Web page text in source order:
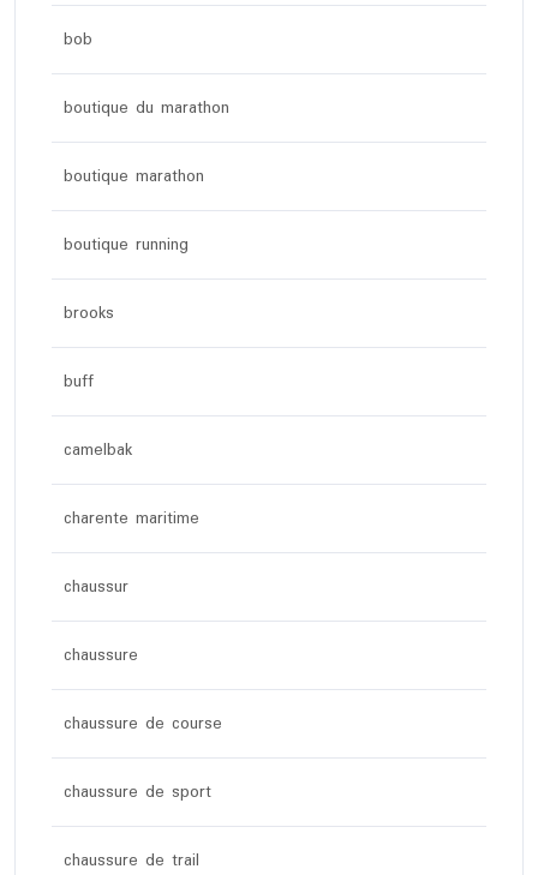
bob
boutique du marathon
boutique marathon
boutique running
brooks
buff
camelbak
charente maritime
chaussur
chaussure
chaussure de course
chaussure de sport
chaussure de trail